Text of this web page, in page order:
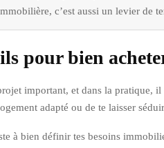
c’est aussi un levier de
pour bien
important, et dans la pratique,
adapté ou de te laisser
à bien définir tes besoins